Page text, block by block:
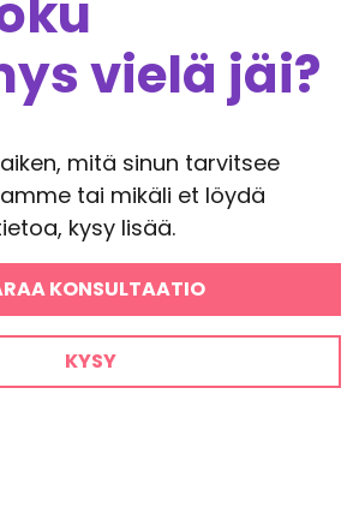
vielä jäi?
mitä sinun tarvitsee
tai mikäli et löydä
kysy lisää.
KONSULTAATIO
KYSY